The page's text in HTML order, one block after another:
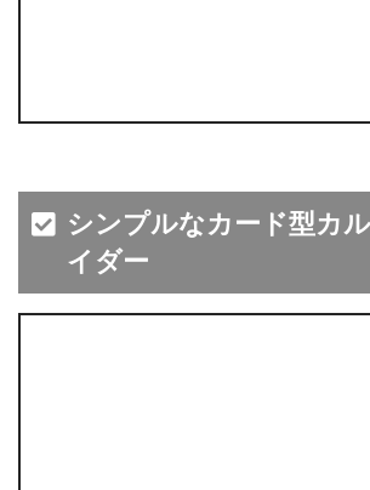
シンプルなカード型カ
イダー